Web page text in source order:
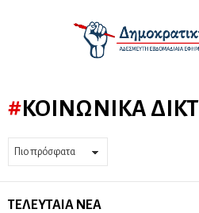
ΚΟΙΝΩΝΙΚΆ
ΤΕΛΕΥΤΑΊΑ ΝΈΑ